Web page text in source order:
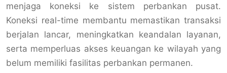
menjaga koneksi ke sistem perbankan pusat.
Koneksi real-time membantu memastikan transaksi
berjalan lancar, meningkatkan keandalan layanan,
serta memperluas akses keuangan ke wilayah yang
belum memiliki fasilitas perbankan permanen.